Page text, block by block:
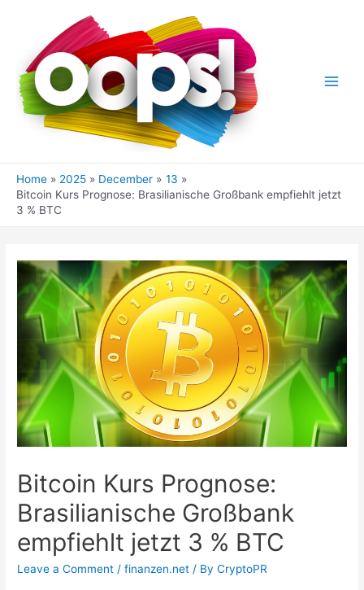
Home 2025 December
13
Bitcoin Kurs Prognose: Brasilianische Großbank empfiehlt jetzt
3 % BTC
Bitcoin Kurs Prognose:
Brasilianische Großbank
empfiehlt jetzt 3 % BTC
Leave a Comment /finanzen.net / ByCryptoPR